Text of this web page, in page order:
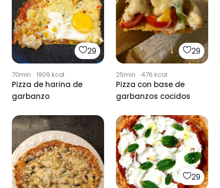
29
70min · 1909 kcal
Pizza de harina de
garbanzo
29
25min · 476 kcal
Pizza con base de
garbanzos cocidos
29